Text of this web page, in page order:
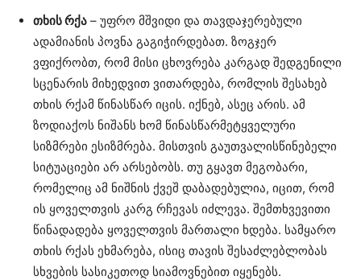
თხის რქა – უფრო მშვიდი და თავდაჯერებული
ადამიანის პოვნა გაგიჭირდებათ. ზოგჯერ
ვფიქრობთ, რომ მისი ცხოვრება კარგად შედგენილი
სცენარის მიხედვით ვითარდება, რომლის შესახებ
თხის რქამ წინასწარ იცის. იქნებ, ასეც არის. ამ
ზოდიაქოს ნიშანს ხომ წინასწარმეტყველური
სიზმრები ესიზმრება. მისთვის გაუთვალისწინებელი
სიტუაციები არ არსებობს. თუ გყავთ მეგობარი,
რომელიც ამ ნიშნის ქვეშ დაბადებულია, იცით, რომ
ის ყოველთვის კარგ რჩევას იძლევა. შემთხვევითი
წინადადება ყოველთვის მართალი ხდება. სამყარო
თხის რქას ეხმარება, ისიც თავის შესაძლებლობას
სხვების სასიკეთოდ სიამოვნებით იყენებს.